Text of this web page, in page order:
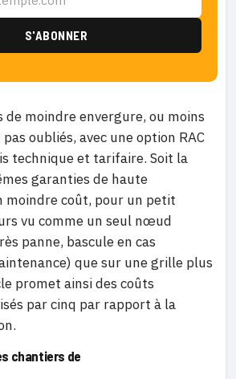
de moindre envergure, ou moins
oubliés, avec une option RAC
technique et tarifaire. Soit la
garanties de haute
moindre coût, pour un petit
vu comme un seul nœud
panne, bascule en cas
que sur une grille plus
promet ainsi des coûts
par cinq par rapport à la
chantiers de